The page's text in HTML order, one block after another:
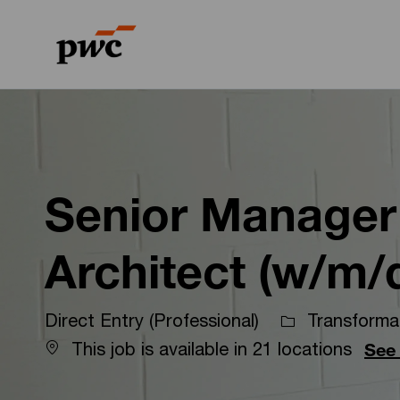
Senior
Architect (w/m/
Direct Entry (Professional)
This job is available in 21 locations See